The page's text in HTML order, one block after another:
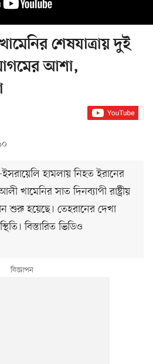
শেষযাত্রায় দুই
আশা,
হামলায় নিহত ইরানের
খামেনির সাত দিনব্যাপী রাষ্ট্রীয়
শুরু হয়েছে। তেহরানের দেখা
বিস্তারিত ভিডিও